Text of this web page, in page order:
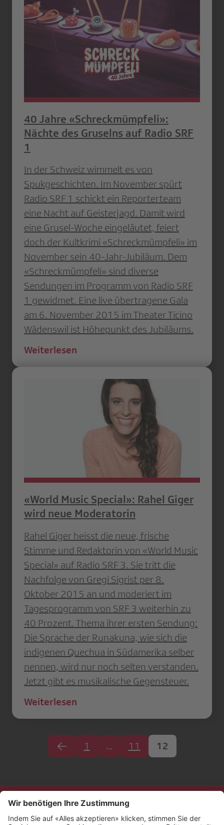
40 Jahre «Schreckmümpfeli»:
Nächte des Gruselns auf Radio SRF
1
In der Schweiz wimmelt es von
Spukgeschichten. Im November spürt
Radio SRF 1 schickt ein Reporterteam
eine Nacht auf Geisterjagd. Damit wird
eine Grusel-Woche eingeläutet, feiert
doch der Kultkrimi «Schreckmümpfeli» im
November sein 40-Jahr-Jubiläum. Dem
«Schreckmümpfeli» sind diverse
Sendungen im Programm von Radio SRF
1 gewidmet. Eine live übertragene Gala
am 6. November 2015 im Theater Ticino
Wädenswil ist Höhepunkt des Jubiläums.
Weiterlesen
«World Music Special»: Rahel Giger
wird neue Moderatorin
Rahel Giger heisst die neue, frische
Stimme und Redaktorin von «World Music
Special» auf Radio SRF 3. Sie tritt die
Nachfolge von Gregi Sigrist per 8.
Oktober 2015 an und moderiert im
Tagesprogramm von SRF 3 weiterhin zu
40 Prozent. Thema ihrer ersten Sendung:
Die Sprache der Runakuna, wie sich die
indigenen Quechua in Südamerika selber
nennen, wird nur noch selten verstanden.
Jetzt gibt es musikalische Gegensteuer.
Weiterlesen
1 … 11 12
Kontakt